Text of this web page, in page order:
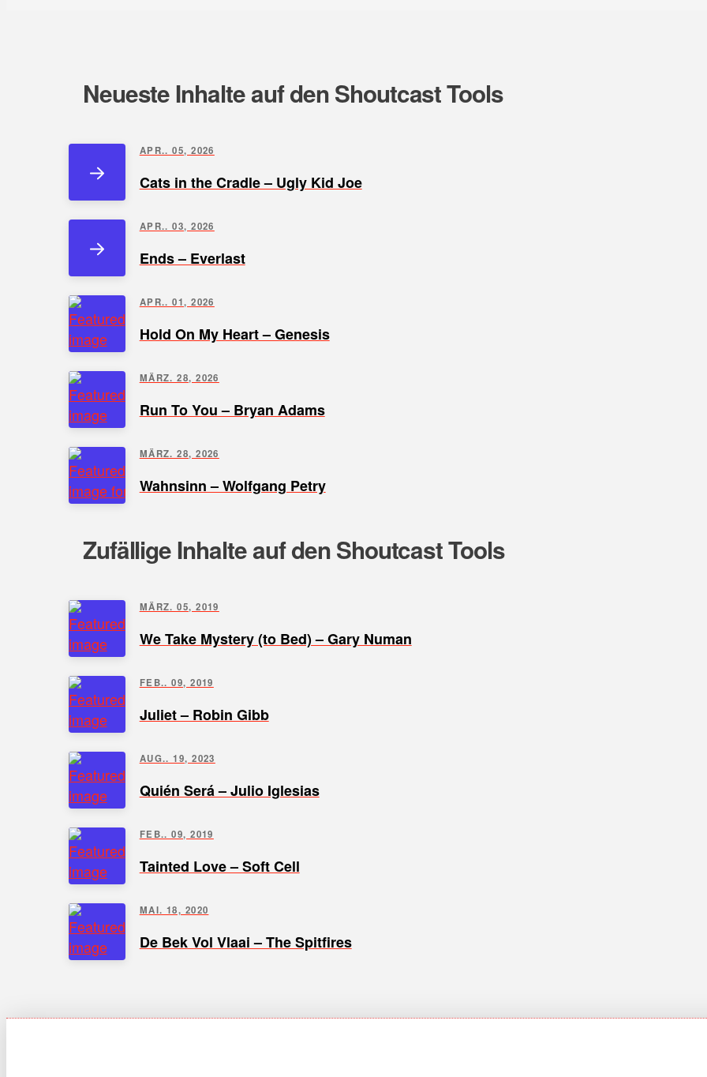
Neueste Inhalte auf den Shoutcast Tools
APR.. 05, 2026
Cats in the Cradle – Ugly Kid Joe
APR.. 03, 2026
Ends – Everlast
APR.. 01, 2026
Hold On My Heart – Genesis
MÄRZ. 28, 2026
Run To You – Bryan Adams
MÄRZ. 28, 2026
Wahnsinn – Wolfgang Petry
Zufällige Inhalte auf den Shoutcast Tools
MÄRZ. 05, 2019
We Take Mystery (to Bed) – Gary Numan
FEB.. 09, 2019
Juliet – Robin Gibb
AUG.. 19, 2023
Quién Será – Julio Iglesias
FEB.. 09, 2019
Tainted Love – Soft Cell
MAI. 18, 2020
De Bek Vol Vlaai – The Spitfires